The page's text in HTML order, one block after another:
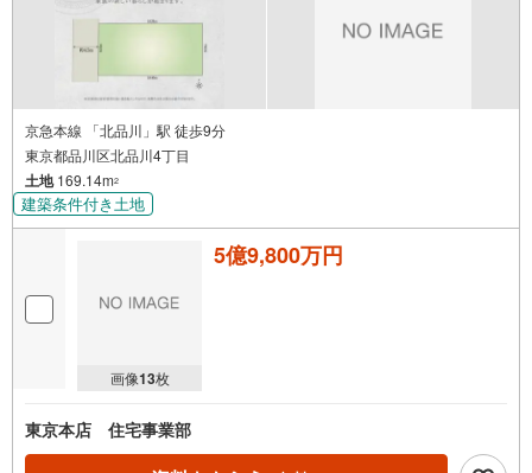
京急本線 「北品川」駅 徒歩9分
東京都品川区北品川4丁目
土地169.14m2
建築条件付き土地
画像13枚
5億9,800万円
東京本店 住宅事業部